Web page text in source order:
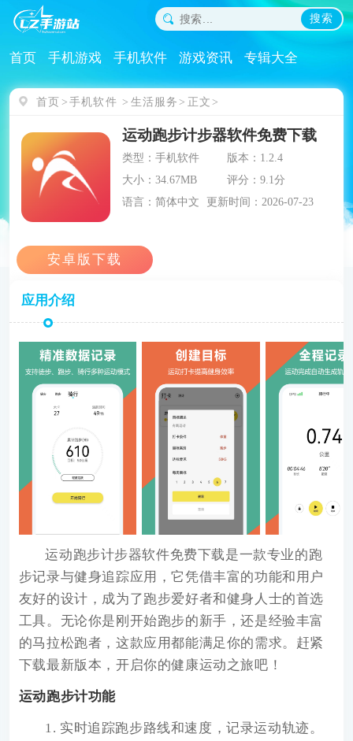
搜索
首页 手机游戏 手机软件 游戏资讯 专辑大全
首页 手机软件 生活服务 正文
运动跑步计步器软件免费下载
类型：手机软件
版本：1.2.4
大小：34.67MB
评分：9.1分
语言：简体中文
更新时间：2026-07-23
应用介绍
运动跑步计步器软件免费下载是一款专业的跑
步记录与健身追踪应用，它凭借丰富的功能和用户
友好的设计，成为了跑步爱好者和健身人士的首选
工具。无论你是刚开始跑步的新手，还是经验丰富
的马拉松跑者，这款应用都能满足你的需求。赶紧
下载最新版本，开启你的健康运动之旅吧！
运动跑步计功能
1. 实时追踪跑步路线和速度，记录运动轨迹。